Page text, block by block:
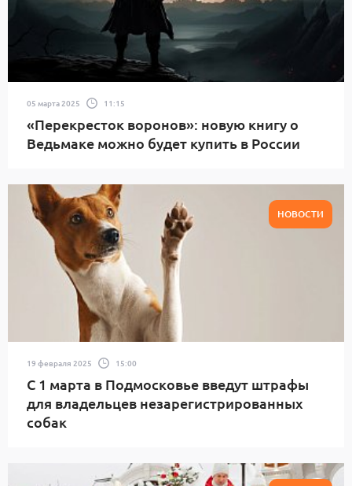
05 марта 2025 11:15
«Перекресток воронов»: новую книгу о
Ведьмаке можно будет купить в России
НОВОСТИ
19 февраля 2025 15:00
С 1 марта в Подмосковье введут штрафы
для владельцев незарегистрированных
собак